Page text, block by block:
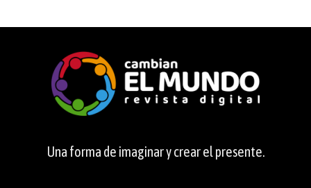
Una forma de imaginar y crear el presente.